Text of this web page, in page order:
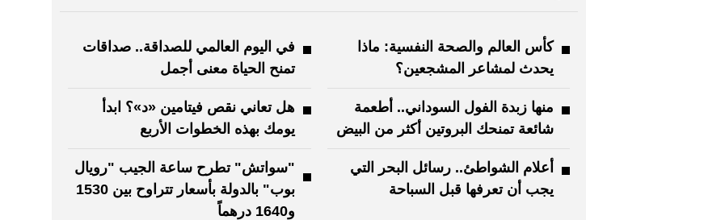
كأس العالم والصحة النفسية: ماذا
يحدث لمشاعر المشجعين؟
في اليوم العالمي للصداقة.. صداقات
تمنح الحياة معنى أجمل
منها زبدة الفول السوداني.. أطعمة
شائعة تمنحك البروتين أكثر من البيض
هل تعاني نقص فيتامين «د»؟ ابدأ
يومك بهذه الخطوات الأربع
أعلام الشواطئ.. رسائل البحر التي
يجب أن تعرفها قبل السباحة
"سواتش" تطرح ساعة الجيب "رويال
بوب" بالدولة بأسعار تتراوح بين 1530
و1640 درهماً